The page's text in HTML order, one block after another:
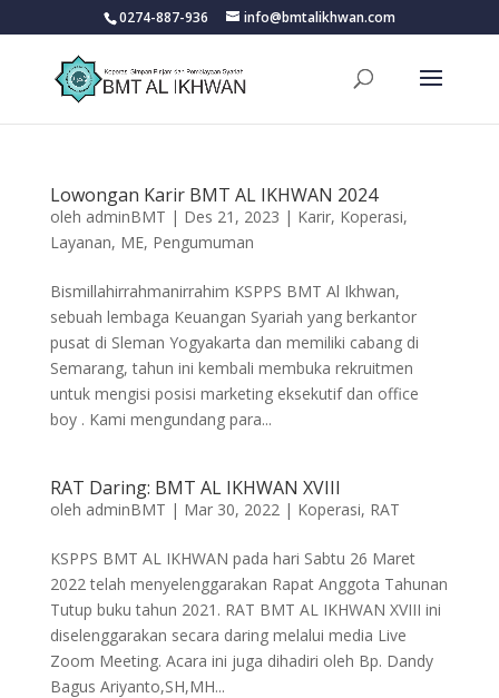
0274-887-936 info@bmtalikhwan.com
Lowongan Karir BMT AL IKHWAN 2024
oleh adminBMT | Des 21, 2023 | Karir, Koperasi,
Layanan, ME, Pengumuman
Bismillahirrahmanirrahim KSPPS BMT Al Ikhwan,
sebuah lembaga Keuangan Syariah yang berkantor
pusat di Sleman Yogyakarta dan memiliki cabang di
Semarang, tahun ini kembali membuka rekruitmen
untuk mengisi posisi marketing eksekutif dan office
boy . Kami mengundang para...
RAT Daring: BMT AL IKHWAN XVIII
oleh adminBMT | Mar 30, 2022| Koperasi, RAT
KSPPS BMT AL IKHWAN pada hari Sabtu 26 Maret
2022 telah menyelenggarakan Rapat Anggota Tahunan
Tutup buku tahun 2021. RAT BMT AL IKHWAN XVIII ini
diselenggarakan secara daring melalui media Live
Zoom Meeting. Acara ini juga dihadiri oleh Bp. Dandy
Bagus Ariyanto,SH,MH...